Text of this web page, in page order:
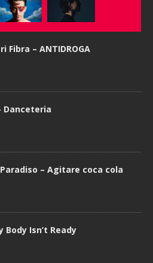
Fibra – ANTIDROGA
Danceteria
– Agitare coca cola
Body Isn’t Ready